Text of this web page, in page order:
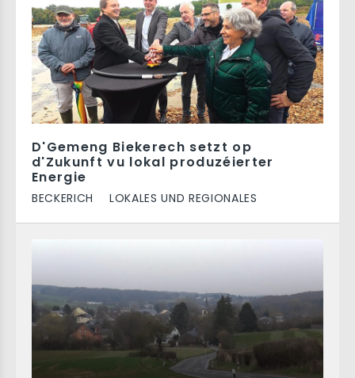
D'Gemeng Biekerech setzt op
d'Zukunft vu lokal produzéierter
Energie
BECKERICH LOKALES UND REGIONALES